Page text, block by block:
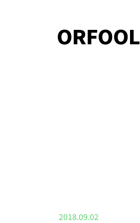
ORFOOL
2018.09.02